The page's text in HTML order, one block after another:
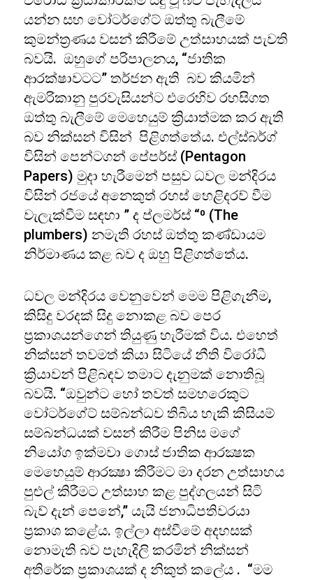
යන්න සහ වෝටර්ගේට් ඔත්තු බැලීමේ
කුමන්ත්‍රණය වසන් කිරීමේ උත්සාහයක් පැවති
බවයි. ඔහුගේ පරිපාලනය, “ජාතික
ආරක්ෂාවටට” තර්ජන ඇති බව කියමින්
ඇමරිකානු පුරවැසියන්ට එරෙහිව රහසිගත
ඔත්තු බැලීමේ මෙහෙයුම් ක්‍රියාත්මක කර ඇති
බව නික්සන් විසින් පිළිගත්තේය. එල්ස්බර්ග්
විසින් පෙන්ටගන් පේපර්ස් (Pentagon
Papers) මුදා හැරීමෙන් පසුව ධවල මන්දිරය
විසින් රජයේ අනෙකුත් රහස් හෙළිදරව් වීම
වැලැක්වීම සඳහා ” ද ප්ලමර්ස් “⁰ (The
plumbers) නමැති රහස් ඔත්තු කණ්ඩායම
නිර්මාණය කළ බව ද ඔහු පිළිගත්තේය.
ධවල මන්දිරය වෙනුවෙන් මෙම පිළිගැනීම,
කිසිදු වරදක් සිදු නොකළ බව පෙර
ප්‍රකාශයන්ගෙන් තියුණු හැරීමක් විය. එහෙත්
නික්සන් තවමත් කියා සිටියේ නීති විරෝධී
ක්‍රියාවන් පිළිබඳව තමාට දැනුමක් නොතිබූ
බවයි. “ඔවුන්ට හෝ තවත් සමහරෙකුට
වෝටර්ගේට් සම්බන්ධව තිබිය හැකි කිසියම්
සම්බන්ධයක් වසන් කිරීම පිනිස මගේ
නියෝග ඉක්මවා ගොස් ජාතික ආරක්‍ෂක
මෙහෙයුම් ආරක්‍ෂා කිරීමට මා දරන උත්සාහය
පුළුල් කිරීමට උත්සාහ කළ පුද්ගලයන් සිටි
බැව් දැන් පෙනේ,” යැයි ජනාධිපතිවරයා
ප්‍රකාශ කළේය. ඉල්ලා අස්වීමේ අදහසක්
නොමැති බව පැහැදිලි කරමින් නික්සන්
අතිරේක ප්‍රකාශයක් ද නිකුත් කලේය . “මම